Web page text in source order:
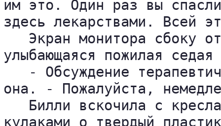
им это. Один раз вы
здесь лекарствами. Всей
Экран монитора сбоку
улыбающаяся пожилая
- Обсуждение
она. - Пожалуйста,
Билли вскочила с
кулаками о твердый